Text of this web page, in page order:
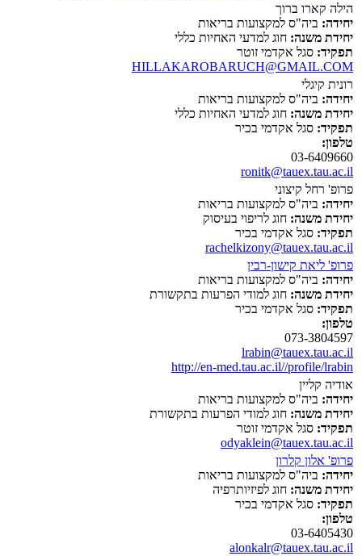
הילה קארו ברוך
יחידה: ביה"ס למקצועות בריאות
יחידת משנה: חוג למדעי האחיות כללי
תפקיד: סגל אקדמי זוטר
HILLAKAROBARUCH@GMAIL.COM
רונית קיגלי
יחידה: ביה"ס למקצועות בריאות
יחידת משנה: חוג למדעי האחיות כללי
תפקיד: סגל אקדמי בכיר
טלפון:
03-6409660
ronitk@tauex.tau.ac.il
פרופ' רחל קיצוני
יחידה: ביה"ס למקצועות בריאות
יחידת משנה: חוג לריפוי בעיסוק
תפקיד: סגל אקדמי בכיר
rachelkizony@tauex.tau.ac.il
פרופ' ליאת קישון-רבין
יחידה: ביה"ס למקצועות בריאות
יחידת משנה: חוג למודי הפרעות בתקשורת
תפקיד: סגל אקדמי בכיר
טלפון:
073-3804597
lrabin@tauex.tau.ac.il
http://en-med.tau.ac.il//profile/lrabin
אודיה קליין
יחידה: ביה"ס למקצועות בריאות
יחידת משנה: חוג למודי הפרעות בתקשורת
תפקיד: סגל אקדמי זוטר
odyaklein@tauex.tau.ac.il
פרופ' אלון קלרון
יחידה: ביה"ס למקצועות בריאות
יחידת משנה: חוג לפיזיותרפיה
תפקיד: סגל אקדמי בכיר
טלפון:
03-6405430
alonkalr@tauex.tau.ac.il